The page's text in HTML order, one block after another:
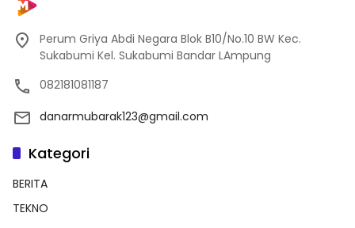
Perum Griya Abdi Negara Blok B10/No.10 BW Kec.
Sukabumi Kel. Sukabumi Bandar LAmpung
082181081187
danarmubarak123@gmail.com
Kategori
BERITA
TEKNO